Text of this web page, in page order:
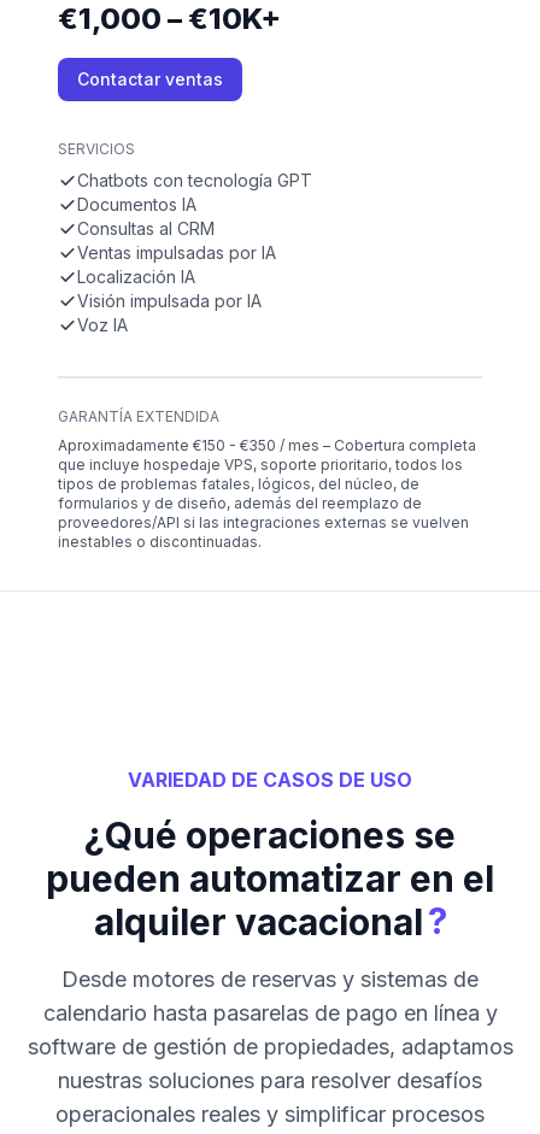
€1,000 – €10K+
Contactar ventas
SERVICIOS
Chatbots con tecnología GPT
Documentos IA
Consultas al CRM
Ventas impulsadas por IA
Localización IA
Visión impulsada por IA
Voz IA
GARANTÍA EXTENDIDA
Aproximadamente €150 - €350 / mes – Cobertura completa
que incluye hospedaje VPS, soporte prioritario, todos los
tipos de problemas fatales, lógicos, del núcleo, de
formularios y de diseño, además del reemplazo de
proveedores/API si las integraciones externas se vuelven
inestables o discontinuadas.
VARIEDAD DE CASOS DE USO
¿Qué operaciones se
pueden automatizar en el
alquiler vacacional?
Desde motores de reservas y sistemas de
calendario hasta pasarelas de pago en línea y
software de gestión de propiedades, adaptamos
nuestras soluciones para resolver desafíos
operacionales reales y simplificar procesos